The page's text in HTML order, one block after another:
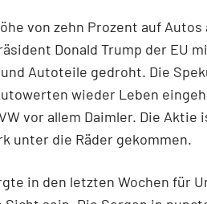
von zehn Prozent auf Autos
Donald Trump der EU
Autoteile gedroht. Die
wieder Leben
vor allem Daimler. Die Aktie
unter die Räder gekommen.
in den letzten Wochen für